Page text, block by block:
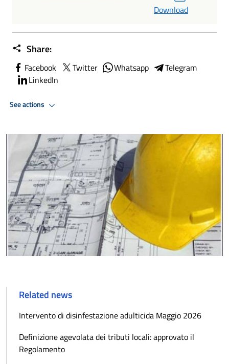
Download
Share:
Facebook Twitter Whatsapp
Telegram
LinkedIn
See actions
Related news
Intervento di disinfestazione adulticida Maggio 2026
Definizione agevolata dei tributi locali: approvato il
Regolamento